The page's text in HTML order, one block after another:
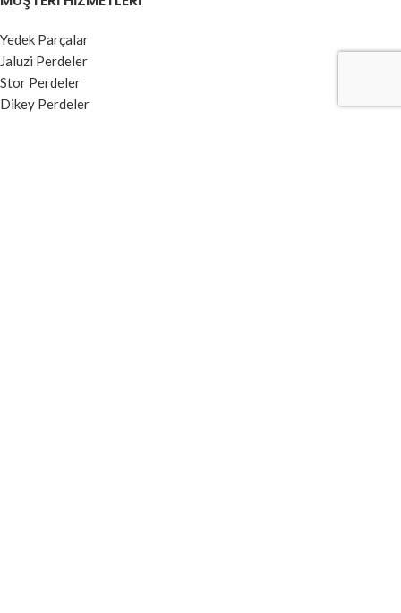
Yedek Parçalar
Jaluzi Perdeler
Stor Perdeler
Dikey Perdeler